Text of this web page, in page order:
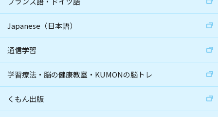
Japanese（日本語）
通信学習
学習療法・脳の健康教室・KUMONの脳トレ
くもん出版